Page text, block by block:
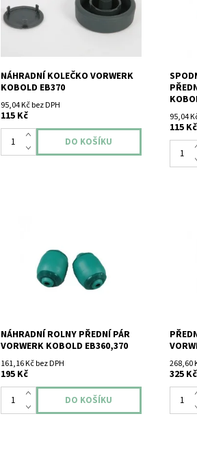
NÁHRADNÍ KOLEČKO VORWERK
KOBOLD EB370
95,04 Kč bez DPH
115 Kč 95,04
115 Kč
Kobold EB360,370.
NÁHRADNÍ ROLNY PŘEDNÍ PÁR
VORWERK KOBOLD EB360,370
161,16 Kč bez DPH
195 Kč
268,60
325 Kč